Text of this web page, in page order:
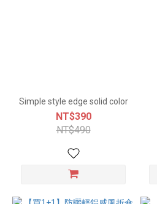
Simple style edge solid color
NT$390
NT$490